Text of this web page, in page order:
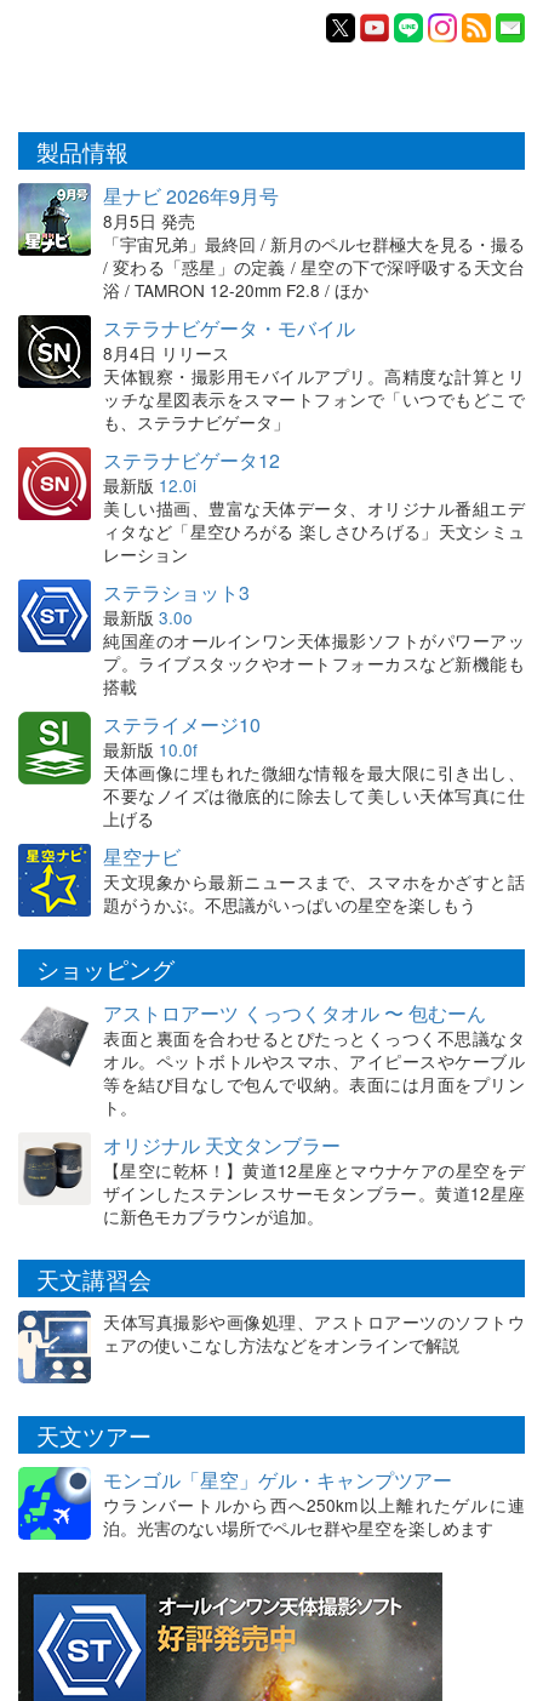
製品情報
星ナビ 2026年9月号
8月5日 発売
「宇宙兄弟」最終回 / 新月のペルセ群極大を見る・撮る
/ 変わる「惑星」の定義 / 星空の下で深呼吸する天文台
浴 / TAMRON 12-20mm F2.8 / ほか
ステラナビゲータ・モバイル
8月4日 リリース
天体観察・撮影用モバイルアプリ。高精度な計算とリ
ッチな星図表示をスマートフォンで「いつでもどこで
も、ステラナビゲータ」
ステラナビゲータ12
最新版 12.0i
美しい描画、豊富な天体データ、オリジナル番組エデ
ィタなど「星空ひろがる 楽しさひろげる」天文シミュ
レーション
ステラショット3
最新版 3.0o
純国産のオールインワン天体撮影ソフトがパワーアッ
プ。ライブスタックやオートフォーカスなど新機能も
搭載
ステライメージ10
最新版 10.0f
天体画像に埋もれた微細な情報を最大限に引き出し、
不要なノイズは徹底的に除去して美しい天体写真に仕
上げる
星空ナビ
天文現象から最新ニュースまで、スマホをかざすと話
題がうかぶ。不思議がいっぱいの星空を楽しもう
ショッピング
アストロアーツ くっつくタオル 〜 包むーん
表面と裏面を合わせるとぴたっとくっつく不思議なタ
オル。ペットボトルやスマホ、アイピースやケーブル
等を結び目なしで包んで収納。表面には月面をプリン
ト。
オリジナル 天文タンブラー
【星空に乾杯！】黄道12星座とマウナケアの星空をデ
ザインしたステンレスサーモタンブラー。黄道12星座
に新色モカブラウンが追加。
天文講習会
天体写真撮影や画像処理、アストロアーツのソフトウ
ェアの使いこなし方法などをオンラインで解説
天文ツアー
モンゴル「星空」ゲル・キャンプツアー
ウランバートルから西へ250km以上離れたゲルに連
泊。光害のない場所でペルセ群や星空を楽しめます